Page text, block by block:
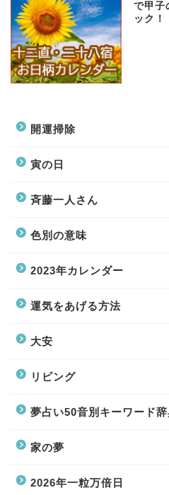
で甲子
ック！
開運掃除
寅の日
斉藤一人さん
色別の意味
2023年カレンダー
運気をあげる方法
大安
リビング
夢占い50音別キーワード辞
家の夢
2026年一粒万倍日